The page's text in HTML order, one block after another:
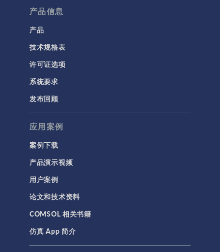
产品信息
产品
技术规格表
许可证选项
系统要求
发布回顾
应用案例
案例下载
产品演示视频
用户案例
论文和技术资料
COMSOL 相关书籍
仿真 App 简介